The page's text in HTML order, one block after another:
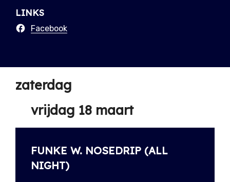
LINKS
Facebook
zaterdag
vrijdag 18 maart
FUNKE W. NOSEDRIP (ALL
NIGHT)